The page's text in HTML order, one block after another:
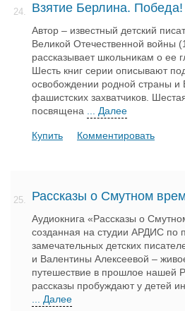
24. Взятие Берлина.
Автор – известный детский
Великой Отечественной войны
рассказывает школьникам о ее
Шесть книг серии описывают
освобождении родной страны и
фашистских захватчиков.
посвящена
... Далее
Купить Комментировать
25. Рассказы о Смутном
Аудиокнига «Рассказы о
созданная на студии АРДИС по
замечательных детских
и Валентины Алексеевой –
путешествие в прошлое нашей
рассказы пробуждают у детей
... Далее